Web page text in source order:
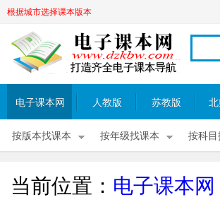
根据城市选择课本版本
电子课本网 人教版 苏教版 北
按版本找课本 按年级找课本 按科目
当前位置： 电子课本网